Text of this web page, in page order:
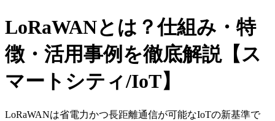
LoRaWANとは？仕組み・特
徴・活用事例を徹底解説【ス
マートシティ/IoT】
LoRaWANは省電力かつ長距離通信が可能なIoTの新基準で